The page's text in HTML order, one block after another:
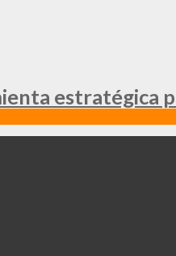
estratégica